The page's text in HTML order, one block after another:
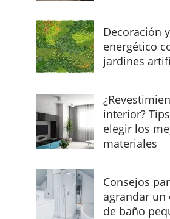
Decoración
energético
jardines
interior?
elegir los
materiales
Consejos
agrandar un
de baño